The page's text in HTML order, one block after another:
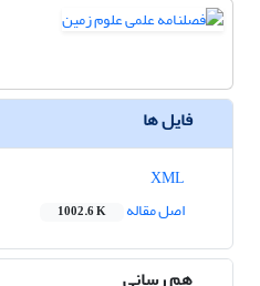
فایل ها
اصل مقاله
1002.6 K
هم رسانی